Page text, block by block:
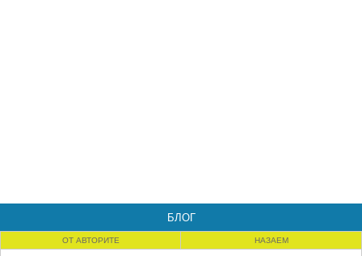
БЛОГ
ОТ АВТОРИТЕ НАЗАЕМ